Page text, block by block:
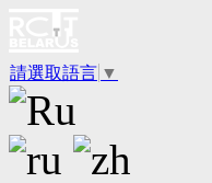
請選取語言 ▼